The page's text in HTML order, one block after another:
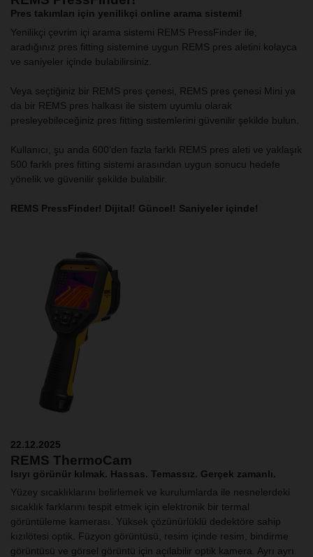
Pres takımları için yenilikçi online arama sistemi!
Yenilikçi çevrim içi arama sistemi REMS PressFinder ile,
aradığınız pres fitting sistemine uygun REMS pres aletini kolayca
ve saniyeler içinde bulabilirsiniz.
Veya seçtiğiniz bir REMS pres çenesi, REMS pres çenesi Mini ya
da bir REMS pres halkası ile sistem uyumlu olarak
presleyebileceğiniz pres fitting sistemlerini güvenilir şekilde bulun.
Kullanıcı, şu anda 600’den fazla farklı REMS pres aleti ve yaklaşık
500 farklı pres fitting sistemi arasından uygun sonucu hedefe
yönelik ve güvenilir şekilde bulabilir.
REMS PressFinder! Dijital! Güncel! Saniyeler içinde!
22.12.2025
REMS ThermoCam
Isıyı görünür kılmak. Hassas. Temassız. Gerçek zamanlı.
Yüzey sıcaklıklarını belirlemek ve kurulumlarda ile nesnelerdeki
sıcaklık farklarını tespit etmek için elektronik bir termal
görüntüleme kamerası. Yüksek çözünürlüklü dedektöre sahip
kızılötesi optik. Füzyon görüntüsü, resim içinde resim, bindirme
görüntüsü ve görsel görüntü için açılabilir optik kamera. Ayrı ayrı